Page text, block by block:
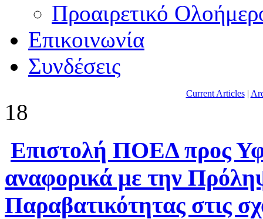
Προαιρετικό
Επικοινωνία
Συνδέσεις
Current Articles|
18
Επιστολή ΠΟΕΔ προς
αναφορικά με την
Παραβατικότητας στις